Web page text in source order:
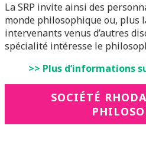
La SRP invite ainsi des
monde philosophique ou, plus
intervenants venus d’autres
spécialité intéresse le
>> Plus d’informations
SOCIÉTÉ